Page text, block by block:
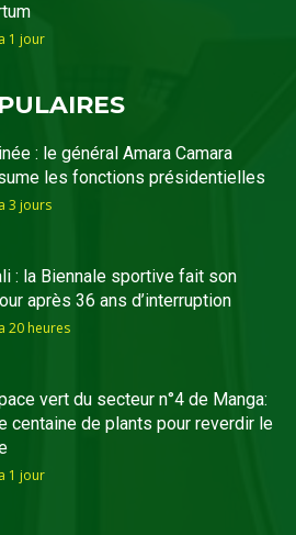
1 jour
: le général Amara Camara
les fonctions présidentielles
3 jours
: la Biennale sportive fait son
après 36 ans d’interruption
20 heures
vert du secteur n°4 de Manga:
centaine de plants pour reverdir le
1 jour